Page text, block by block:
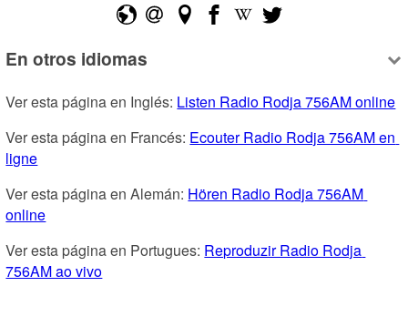
En otros idiomas
Ver esta página en Inglés: Listen Radio Rodja 756AM online
Ver esta página en Francés: Ecouter Radio Rodja 756AM en
ligne
Ver esta página en Alemán: Hören Radio Rodja 756AM
online
Ver esta página en Portugues: Reproduzir Radio Rodja
756AM ao vivo